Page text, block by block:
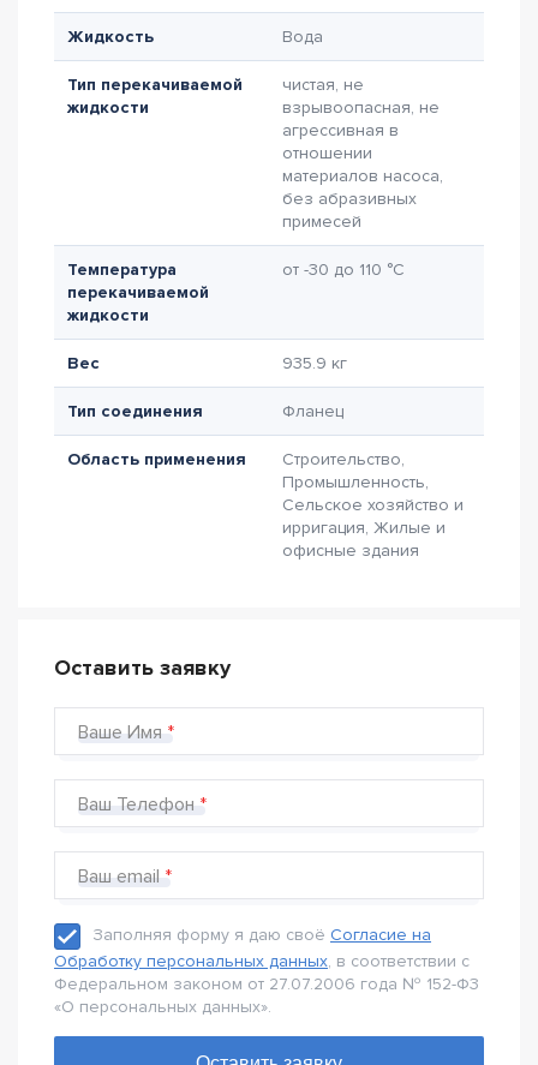
Жидкость Вода
Тип перекачиваемой
жидкости
чистая, не
взрывоопасная, не
агрессивная в
отношении
материалов насоса,
без абразивных
примесей
Температура
перекачиваемой
жидкости
от -30 до 110 °C
Вес 935.9 кг
Тип соединения Фланец
Область применения
Строительство,
Промышленность,
Сельское хозяйство и
ирригация, Жилые и
офисные здания
Оставить заявку
Ваше Имя
Ваш Телефон
Ваш email
Заполняя форму я даю своё Согласие на
Обработку персональных данных, в соответствии с
Федеральном законом от 27.07.2006 года № 152-Ф3
«О персональных данных».